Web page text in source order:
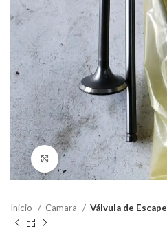
Click to enlarge
Inicio Camara Válvula de Escape